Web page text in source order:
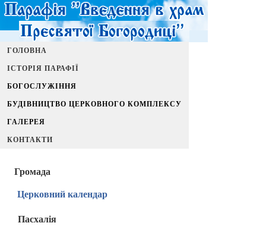
ГОЛОВНА
ІСТОРІЯ ПАРАФІЇ
БОГОСЛУЖІННЯ
БУДІВНИЦТВО ЦЕРКОВНОГО КОМПЛЕКСУ
ГАЛЕРЕЯ
КОНТАКТИ
Громада
Церковний календар
Пасхалія